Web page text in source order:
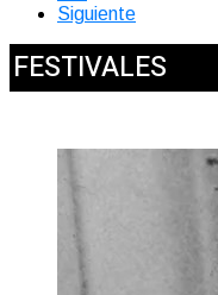
Siguiente
FESTIVALES